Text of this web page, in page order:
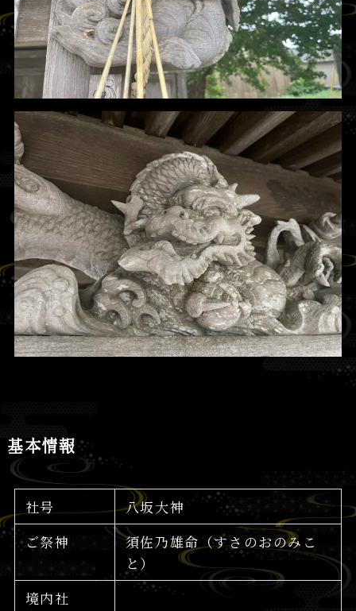
基本情報
社号
八坂大神
ご祭神
須佐乃雄命（すさのおのみこ
と）
境内社